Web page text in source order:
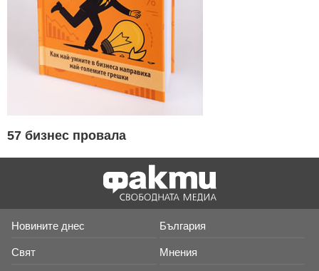
57 бизнес провала
Новините днес България
Свят Мнения